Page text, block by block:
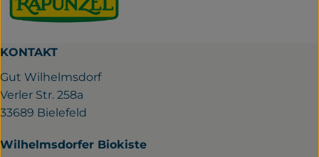
KONTAKT
Gut Wilhelmsdorf
Verler Str. 258a
33689 Bielefeld
Wilhelmsdorfer Biokiste